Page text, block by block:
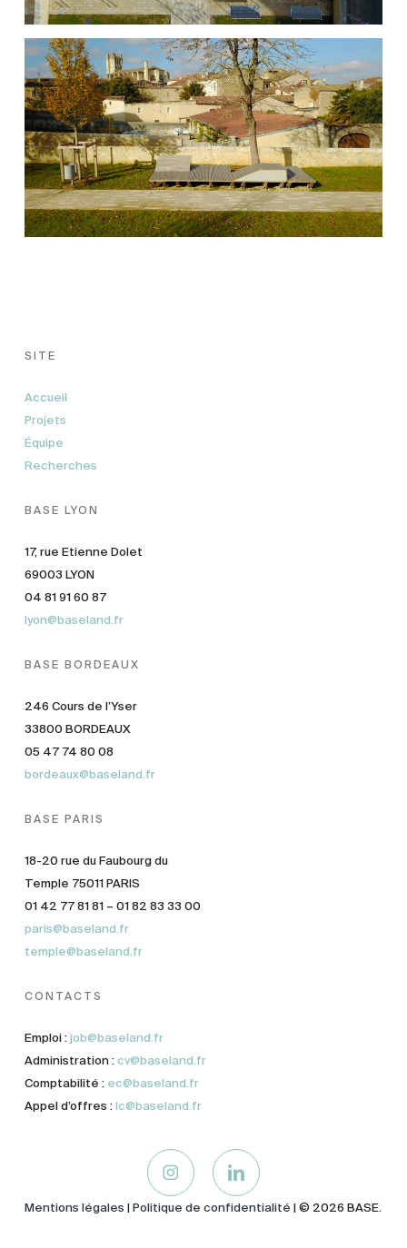
SITE
Accueil
Projets
Équipe
Recherches
BASE LYON
17, rue Etienne Dolet
69003 LYON
04 81 91 60 87
lyon@baseland.fr
BASE BORDEAUX
246 Cours de l’Yser
33800 BORDEAUX
05 47 74 80 08
bordeaux@baseland.fr
BASE PARIS
18-20 rue du Faubourg du
Temple 75011 PARIS
01 42 77 81 81 – 01 82 83 33 00
paris@baseland.fr
temple@baseland.fr
CONTACTS
Emploi :job@baseland.fr
Administration :cv@baseland.fr
Comptabilité : ec@baseland.fr
Appel d’offres :lc@baseland.fr
Mentions légales |Politique de confidentialité | © 2026 BASE.